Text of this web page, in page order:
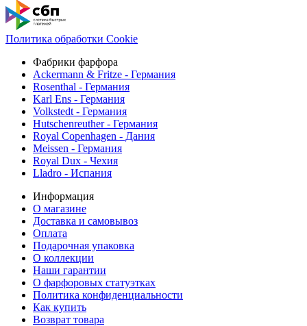
Политика обработки Cookie
Фабрики фарфора
Ackermann & Fritze - Германия
Rosenthal - Германия
Karl Ens - Германия
Volkstedt - Германия
Hutschenreuther - Германия
Royal Copenhagen - Дания
Meissen - Германия
Royal Dux - Чехия
Lladro - Испания
Информация
О магазине
Доставка и самовывоз
Оплата
Подарочная упаковка
О коллекции
Наши гарантии
О фарфоровых статуэтках
Политика конфиденциальности
Как купить
Возврат товара